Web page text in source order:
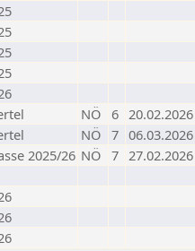
NÖ 6 20.02.2026
NÖ 7 06.03.2026
2025/26 NÖ 7 27.02.2026